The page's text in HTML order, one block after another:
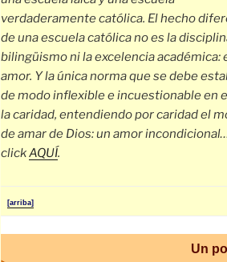
verdaderamente católica. El hecho
de una escuela católica no es la
bilingüismo ni la excelencia académica:
amor. Y la única norma que se debe
de modo inflexible e incuestionable en
la caridad, entendiendo por caridad el
de amar de Dios: un amor
clickAQUÍ.
[arriba]
Un